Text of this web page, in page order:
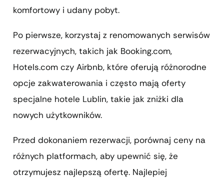
komfortowy i udany pobyt.
Po pierwsze, korzystaj z renomowanych serwisów
rezerwacyjnych, takich jak Booking.com,
Hotels.com czy Airbnb, które oferują różnorodne
opcje zakwaterowania i często mają oferty
specjalne hotele Lublin, takie jak zniżki dla
nowych użytkowników.
Przed dokonaniem rezerwacji, porównaj ceny na
różnych platformach, aby upewnić się, że
otrzymujesz najlepszą ofertę. Najlepiej